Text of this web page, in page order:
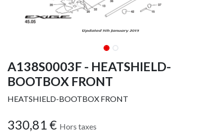
A138S0003F - HEATSHIELD-
BOOTBOX FRONT
HEATSHIELD-BOOTBOX FRONT
330,81 € Hors taxes